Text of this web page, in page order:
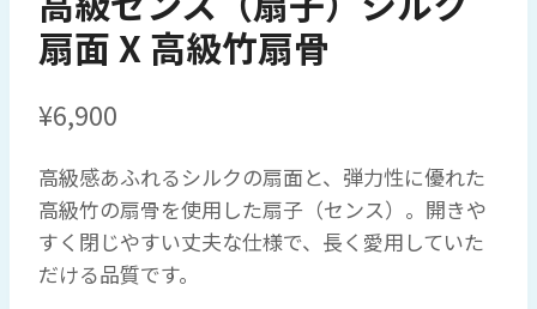
扇面 X 高級竹扇骨
¥6,900
高級感あふれるシルクの扇面と、弾力性に優れた
高級竹の扇骨を使用した扇子（センス）。開きや
すく閉じやすい丈夫な仕様で、長く愛用していた
だける品質です。